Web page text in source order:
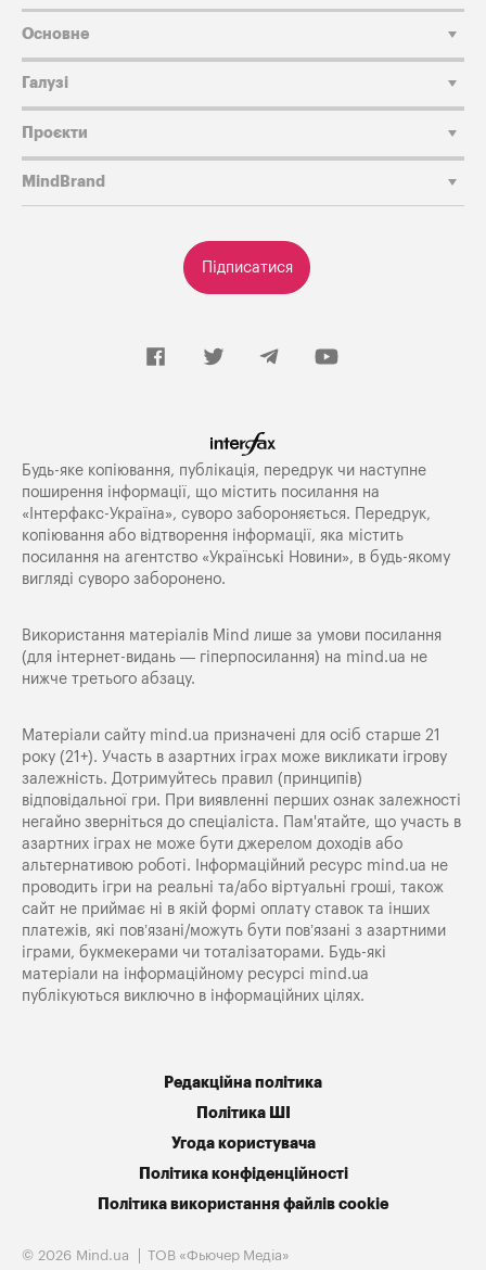
Підписатися
Основне
Галузі
Проєкти
MindBrand
Будь-яке копiювання, публiкацiя, передрук чи наступне
поширення iнформацiї, що мiстить посилання на
«Iнтерфакс-Україна», суворо забороняється. Передрук,
копіювання або відтворення інформації, яка містить
посилання на агентство «Українські Новини», в будь-якому
вигляді суворо заборонено.
Використання матеріалів Mind лише за умови посилання
(для інтернет-видань — гіперпосилання) на mind.ua не
нижче третього абзацу.
Матеріали сайту mind.ua призначені для осіб старше 21
року (21+). Участь в азартних іграх може викликати ігрову
залежність. Дотримуйтесь правил (принципів)
відповідальної гри. При виявленні перших ознак залежності
негайно зверніться до спеціаліста. Пам'ятайте, що участь в
азартних іграх не може бути джерелом доходів або
альтернативою роботі. Інформаційний ресурс mind.ua не
проводить ігри на реальні та/або віртуальні гроші, також
сайт не приймає ні в якій формі оплату ставок та інших
платежів, які пов’язані/можуть бути пов’язані з азартними
іграми, букмекерами чи тоталізаторами. Будь-які
матеріали на інформаційному ресурсі mind.ua
публікуються виключно в інформаційних цілях.
Редакційна політика
Політика ШІ
Угода користувача
Політика конфіденційності
Політика використання файлів cookie
© 2026 Mind.ua ТОВ «Фьючер Медiа»